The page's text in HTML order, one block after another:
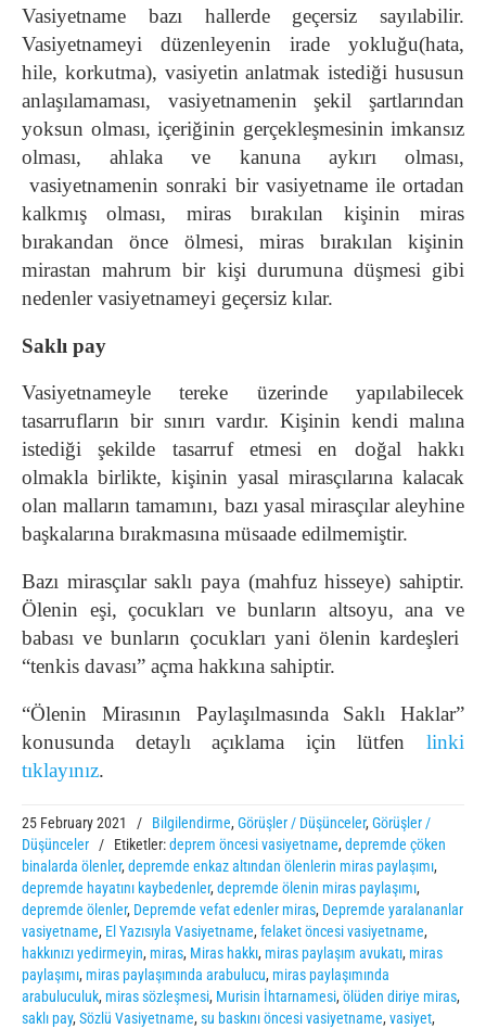
Vasiyetname bazı hallerde geçersiz sayılabilir.
Vasiyetnameyi düzenleyenin irade yokluğu(hata,
hile, korkutma), vasiyetin anlatmak istediği hususun
anlaşılamaması, vasiyetnamenin şekil şartlarından
yoksun olması, içeriğinin gerçekleşmesinin imkansız
olması, ahlaka ve kanuna aykırı olması,
vasiyetnamenin sonraki bir vasiyetname ile ortadan
kalkmış olması, miras bırakılan kişinin miras
bırakandan önce ölmesi, miras bırakılan kişinin
mirastan mahrum bir kişi durumuna düşmesi gibi
nedenler vasiyetnameyi geçersiz kılar.
Saklı pay
Vasiyetnameyle tereke üzerinde yapılabilecek
tasarrufların bir sınırı vardır. Kişinin kendi malına
istediği şekilde tasarruf etmesi en doğal hakkı
olmakla birlikte, kişinin yasal mirasçılarına kalacak
olan malların tamamını, bazı yasal mirasçılar aleyhine
başkalarına bırakmasına müsaade edilmemiştir.
Bazı mirasçılar saklı paya (mahfuz hisseye) sahiptir.
Ölenin eşi, çocukları ve bunların altsoyu, ana ve
babası ve bunların çocukları yani ölenin kardeşleri
“tenkis davası” açma hakkına sahiptir.
“Ölenin Mirasının Paylaşılmasında Saklı Haklar”
konusunda detaylı açıklama için lütfen linki
tıklayınız.
25 February 2021 / Bilgilendirme, Görüşler / Düşünceler, Görüşler /
Düşünceler
/ Etiketler:deprem öncesi vasiyetname, depremde çöken
binalarda ölenler, depremde enkaz altından ölenlerin miras paylaşımı,
depremde hayatını kaybedenler, depremde ölenin miras paylaşımı,
depremde ölenler, Depremde vefat edenler miras, Depremde yaralananlar
vasiyetname, El Yazısıyla Vasiyetname, felaket öncesi vasiyetname,
hakkınızı yedirmeyin, miras, Miras hakkı, miras paylaşım avukatı, miras
paylaşımı, miras paylaşımında arabulucu, miras paylaşımında
arabuluculuk, miras sözleşmesi, Murisin İhtarnamesi, ölüden diriye miras,
saklı pay, Sözlü Vasiyetname, su baskını öncesi vasiyetname, vasiyet,